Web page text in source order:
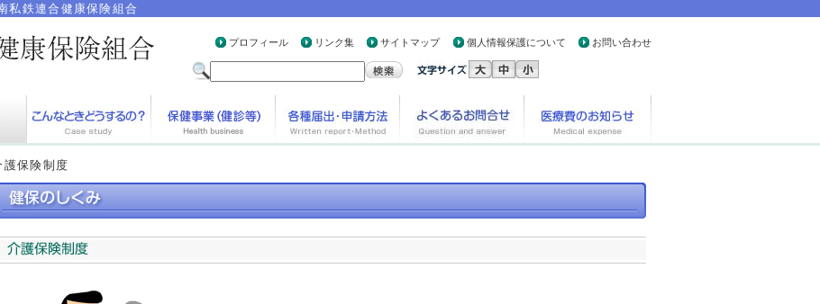
私鉄連合健康保険組合
プロフィール リンク集 サイトマップ 個人情報保護について お問い合わせ
護保険制度